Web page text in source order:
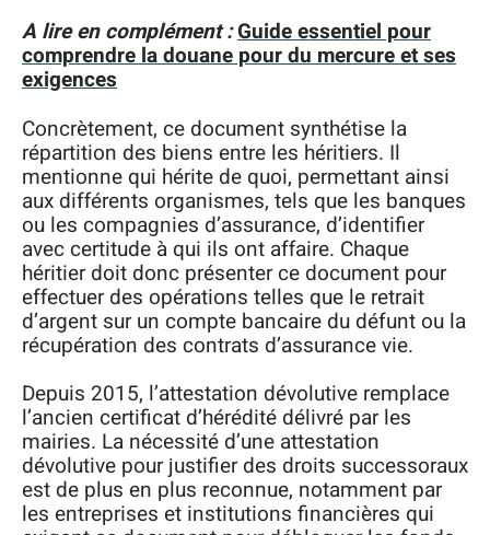
A lire en complément :Guide essentiel pour
comprendre la douane pour du mercure et ses
exigences
Concrètement, ce document synthétise la
répartition des biens entre les héritiers. Il
mentionne qui hérite de quoi, permettant ainsi
aux différents organismes, tels que les banques
ou les compagnies d’assurance, d’identifier
avec certitude à qui ils ont affaire. Chaque
héritier doit donc présenter ce document pour
effectuer des opérations telles que le retrait
d’argent sur un compte bancaire du défunt ou la
récupération des contrats d’assurance vie.
Depuis 2015, l’attestation dévolutive remplace
l’ancien certificat d’hérédité délivré par les
mairies. La nécessité d’une attestation
dévolutive pour justifier des droits successoraux
est de plus en plus reconnue, notamment par
les entreprises et institutions financières qui